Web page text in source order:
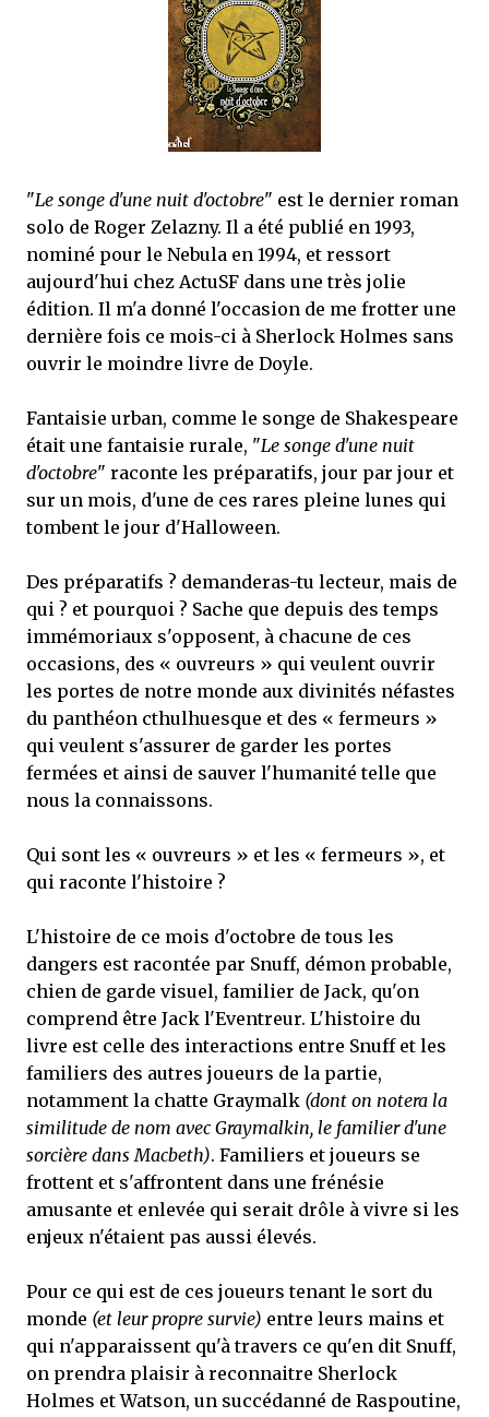
mettre sous tous les yeux. C'est cela...
"Le songe d'une nuit d'octobre" est le dernier roman
solo de Roger Zelazny. Il a été publié en 1993,
nominé pour le Nebula en 1994, et ressort
aujourd'hui chez ActuSF dans une très jolie
édition. Il m'a donné l'occasion de me frotter une
dernière fois ce mois-ci à Sherlock Holmes sans
ouvrir le moindre livre de Doyle.
Fantaisie urban, comme le songe de Shakespeare
était une fantaisie rurale, "Le songe d'une nuit
d'octobre" raconte les préparatifs, jour par jour et
sur un mois, d'une de ces rares pleine lunes qui
tombent le jour d'Halloween.
Des préparatifs ? demanderas-tu lecteur, mais de
qui ? et pourquoi ? Sache que depuis des temps
immémoriaux s'opposent, à chacune de ces
occasions, des « ouvreurs » qui veulent ouvrir
les portes de notre monde aux divinités néfastes
du panthéon cthulhuesque et des « fermeurs »
qui veulent s'assurer de garder les portes
fermées et ainsi de sauver l'humanité telle que
nous la connaissons.
Qui sont les « ouvreurs » et les « fermeurs », et
qui raconte l'histoire ?
L'histoire de ce mois d'octobre de tous les
dangers est racontée par Snuff, démon probable,
chien de garde visuel, familier de Jack, qu'on
comprend être Jack l'Eventreur. L'histoire du
livre est celle des interactions entre Snuff et les
familiers des autres joueurs de la partie,
notamment la chatte Graymalk (dont on notera la
similitude de nom avec Graymalkin, le familier d'une
sorcière dans Macbeth). Familiers et joueurs se
frottent et s'affrontent dans une frénésie
amusante et enlevée qui serait drôle à vivre si les
enjeux n'étaient pas aussi élevés.
Pour ce qui est de ces joueurs tenant le sort du
monde (et leur propre survie) entre leurs mains et
qui n'apparaissent qu'à travers ce qu'en dit Snuff,
on prendra plaisir à reconnaitre Sherlock
Holmes et Watson, un succédanné de Raspoutine,